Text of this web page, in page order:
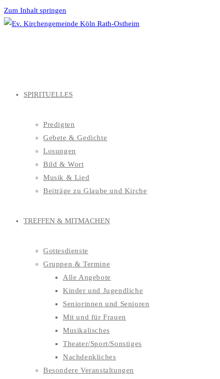
Zum Inhalt springen
SPIRITUELLES
Predigten
Gebete & Gedichte
Losungen
Bild & Wort
Musik & Lied
Beiträge zu Glaube und Kirche
TREFFEN & MITMACHEN
Gottesdienste
Gruppen & Termine
Alle Angebote
Kinder und Jugendliche
Seniorinnen und Senioren
Mit und für Frauen
Musikalisches
Theater/Sport/Sonstiges
Nachdenkliches
Besondere Veranstaltungen